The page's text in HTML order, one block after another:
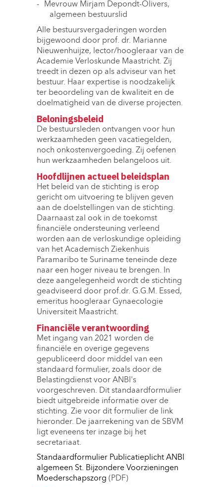
​Mevrouw Mirjam Depondt-Olivers,
algemeen bestuurslid
Alle bestuursvergaderingen worden
bijgewoond door prof. dr. Marianne
Nieuwenhuijze, lector/hoogleraar van de
Academie Verloskunde Maastricht. Zij
treedt in dezen op als adviseur van het
bestuur. Haar expertise is noodzakelijk
ter beoordeling van de kwaliteit en de
doelmatigheid van de diverse projecten.
Beloningsbeleid
De bestuursleden ontvangen voor hun
werkzaamheden geen vacatiegelden,
noch onkostenvergoeding. Zij oefenen
hun werkzaamheden belangeloos uit.
Hoofdlijnen actueel beleidsplan
Het beleid van de stichting is erop
gericht om uitvoering te blijven geven
aan de doelstellingen van de stichting.
Daarnaast zal ook in de toekomst
financiële ondersteuning verleend
worden aan de verloskundige opleiding
van het Academisch Ziekenhuis
Paramaribo te Suriname teneinde deze
naar een hoger niveau te brengen. In
deze aangelegenheid wordt de stichting
geadviseerd door prof.dr. G.G.M. Essed,
emeritus hoogleraar Gynaecologie
Universiteit Maastricht.
Financiële verantwoording
Met ingang van 2021 worden de
financiële en overige gegevens
gepubliceerd door middel van een
standaard formulier, zoals door de
Belastingdienst voor ANBI's
voorgeschreven. Dit standaardformulier
biedt uitgebreide informatie over de
stichting. Zie voor dit formulier de link
hieronder. De jaarrekening van de SBVM
ligt eveneens ter inzage bij het
secretariaat.
Standaardformulier Publicatieplicht ANBI
algemeen St. Bijzondere Voorzieningen
Moederschapszorg (PDF)